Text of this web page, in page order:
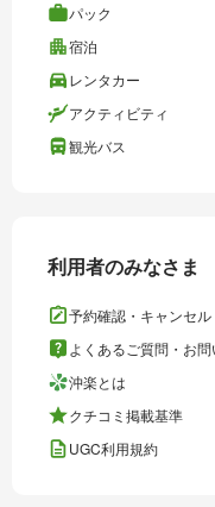
パック
宿泊
レンタカー
アクティビティ
観光バス
利用者のみなさま
予約確認・キャンセル
よくあるご質問・お
沖楽とは
クチコミ掲載基準
UGC利用規約